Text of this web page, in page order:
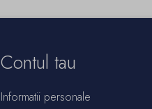
Contul tau
Informatii personale